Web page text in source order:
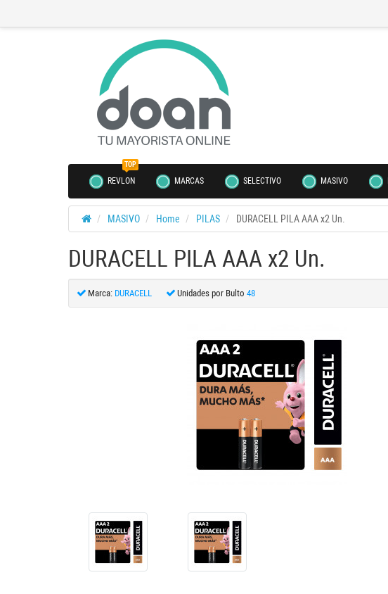
TOP
REVLON MARCAS SELECTIVO MASIVO
MASIVO Home PILAS DURACELL PILA AAA x2 Un.
DURACELL PILA AAA x2 Un.
Marca: DURACELL Unidades por Bulto 48